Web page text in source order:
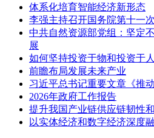
体系化培育智能经济新形态
李强主持召开国务院第十一
中共自然资源部党组：坚定
展
如何坚持投资于物和投资于
前瞻布局发展未来产业
习近平总书记重要文章《推
2026年政府工作报告
提升我国产业链供应链韧性
以实体经济和数字经济深度